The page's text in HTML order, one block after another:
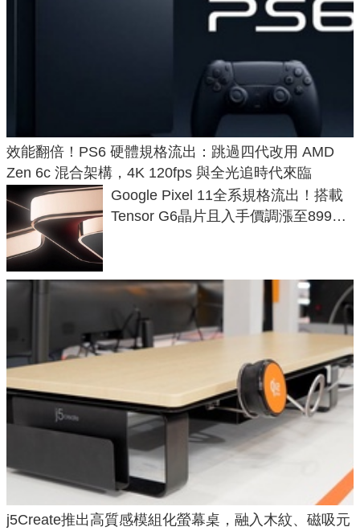
效能翻倍！PS6 硬體規格流出：跳過四代改用 AMD
Zen 6c 混合架構，4K 120fps 與全光追時代來臨
Google Pixel 11全系規格流出！搭載
Tensor G6晶片且入手價調漲至899美
j5Create推出高質感模組化螢幕桌，融入木紋、磁吸元